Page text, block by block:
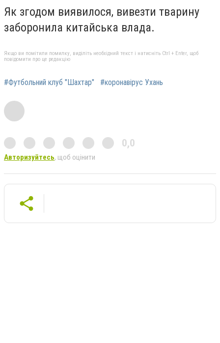
Як згодом виявилося, вивезти тварину
заборонила китайська влада.
Якщо ви помітили помилку, виділіть необхідний текст і натисніть Ctrl + Enter, щоб
повідомити про це редакцію
#Футбольний клуб "Шахтар" #коронавірус Ухань
0,0
Авторизуйтесь, щоб оцінити